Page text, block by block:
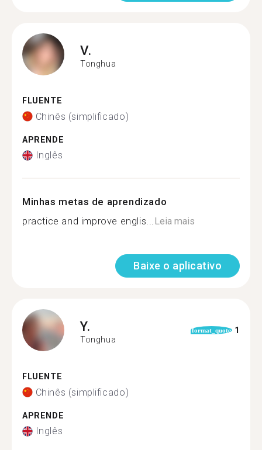
V.
Tonghua
FLUENTE
Chinês (simplificado)
APRENDE
Inglês
Minhas metas de aprendizado
practice and improve englis...Leia mais
Baixe o aplicativo
Y.
Tonghua
format_quote 1
FLUENTE
Chinês (simplificado)
APRENDE
Inglês